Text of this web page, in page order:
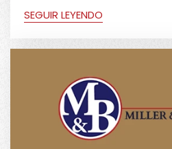
SEGUIR LEYENDO